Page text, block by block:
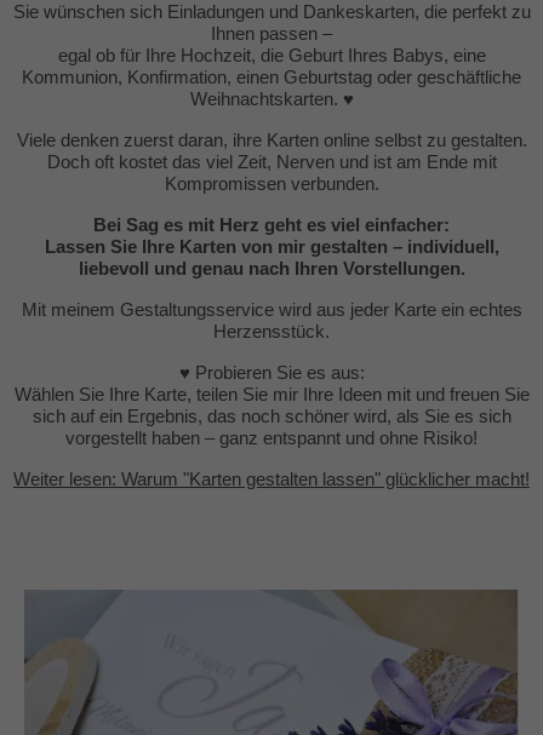
Sie wünschen sich Einladungen und Dankeskarten, die perfekt zu
Ihnen passen –
egal ob für Ihre Hochzeit, die Geburt Ihres Babys, eine
Kommunion, Konfirmation, einen Geburtstag oder geschäftliche
Weihnachtskarten. ♥
Viele denken zuerst daran, ihre Karten online selbst zu gestalten.
Doch oft kostet das viel Zeit, Nerven und ist am Ende mit
Kompromissen verbunden.
Bei Sag es mit Herz geht es viel einfacher:
Lassen Sie Ihre Karten von mir gestalten – individuell,
liebevoll und genau nach Ihren Vorstellungen.
Mit meinem Gestaltungsservice wird aus jeder Karte ein echtes
Herzensstück.
♥ Probieren Sie es aus:
Wählen Sie Ihre Karte, teilen Sie mir Ihre Ideen mit und freuen Sie
sich auf ein Ergebnis, das noch schöner wird, als Sie es sich
vorgestellt haben – ganz entspannt und ohne Risiko!
Weiter lesen: Warum "Karten gestalten lassen" glücklicher macht!